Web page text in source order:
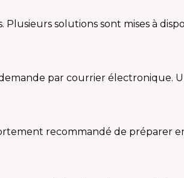
solutions sont mises à
par courrier électronique.
recommandé de préparer